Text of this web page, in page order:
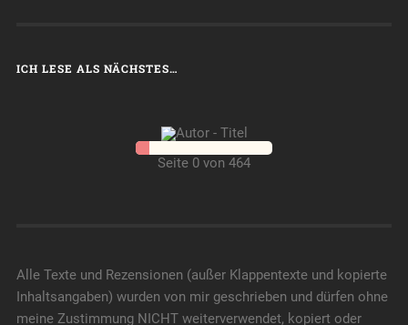
ICH LESE ALS NÄCHSTES…
Seite 0 von 464
Alle Texte und Rezensionen (außer Klappentexte und kopierte
Inhaltsangaben) wurden von mir geschrieben und dürfen ohne
meine Zustimmung NICHT weiterverwendet, kopiert oder